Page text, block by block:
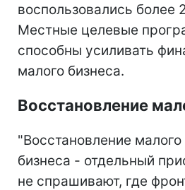
воспользовались более
Местные целевые
способны усиливать
малого бизнеса.
Восстановление
"Восстановление
бизнеса - отдельный
не спрашивают, где